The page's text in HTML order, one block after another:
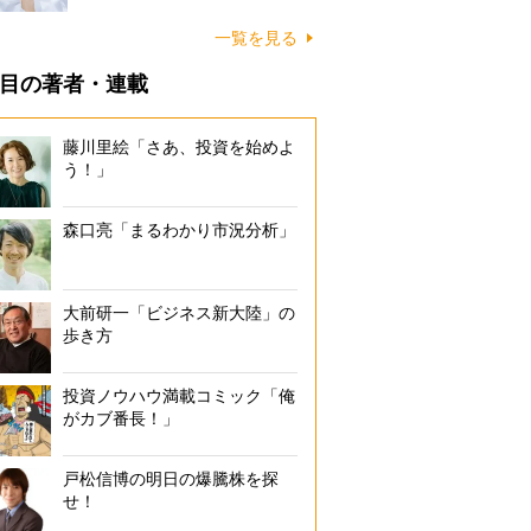
一覧を見る
の著者・連載
藤川里絵「さあ、投資を始めよ
う！」
森口亮「まるわかり市況分析」
大前研一「ビジネス新大陸」の
歩き方
投資ノウハウ満載コミック「俺
がカブ番長！」
戸松信博の明日の爆騰株を探
せ！